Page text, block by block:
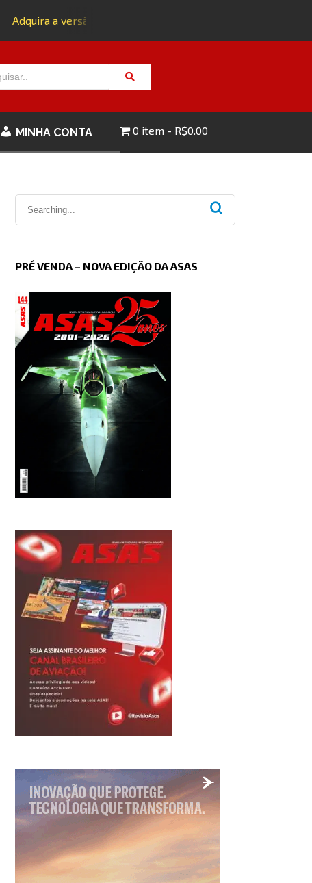
Adquira a versão impressa da edição 143 com FRETE GRÁTIS -
MINHA CONTA 0 item R$0.00
PRÉ VENDA – NOVA EDIÇÃO DA ASAS